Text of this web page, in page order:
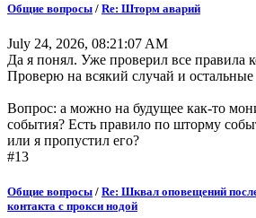
Общие вопросы / Re: Шторм аварий
July 24, 2026, 08:21:07 AM
Да я понял. Уже проверил все правила
Проверю на всякий случай и остальные
Вопрос: а можно на будущее как-то
события? Есть правило по шторму
или я пропустил его?
#13
Общие вопросы / Re: Шквал оповещений
контакта с прокси нодой